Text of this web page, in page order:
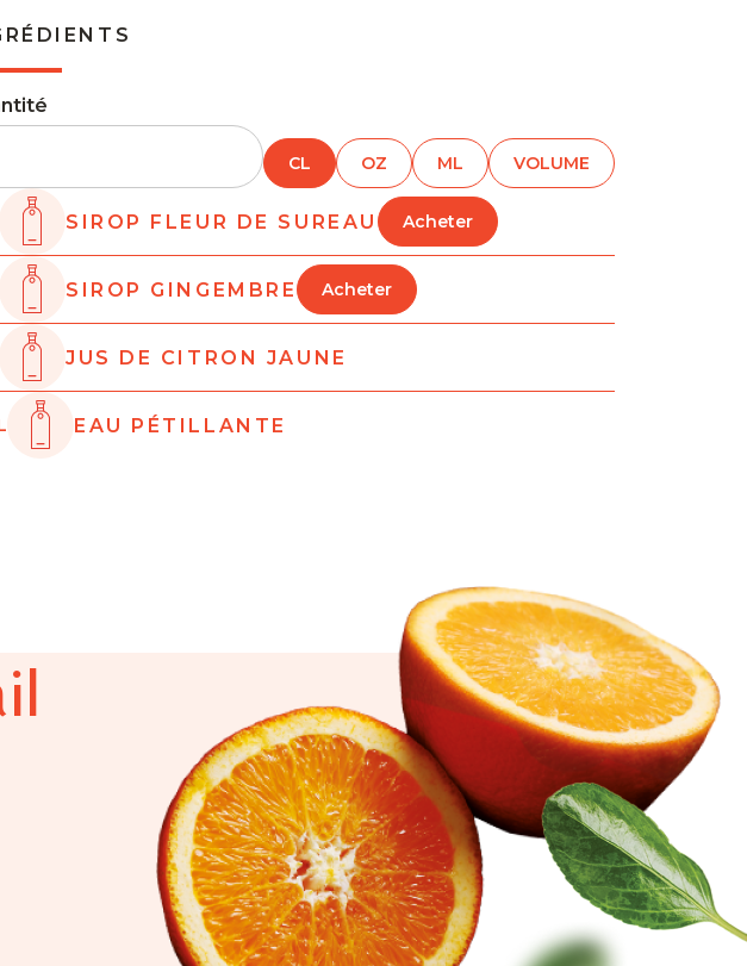
CL OZ ML VOLUME
SIROP FLEUR DE SUREAU Acheter
SIROP GINGEMBRE Acheter
JUS DE CITRON JAUNE
EAU PÉTILLANTE